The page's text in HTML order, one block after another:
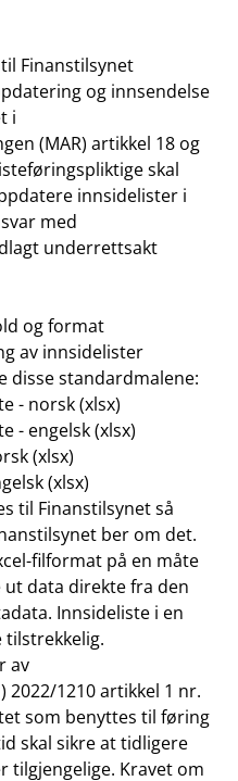
Finanstilsynet
og innsendelse
i
(MAR) artikkel 18 og
skal
innsidelister i
med
underrettsakt
og format
av innsidelister
disse standardmalene:
- norsk (xlsx)
- engelsk (xlsx)
(xlsx)
(xlsx)
til Finanstilsynet så
ber om det.
filformat på en måte
data direkte fra den
Innsideliste i en
tilstrekkelig.
av
1210 artikkel 1 nr.
som benyttes til føring
skal sikre at tidligere
tilgjengelige. Kravet om